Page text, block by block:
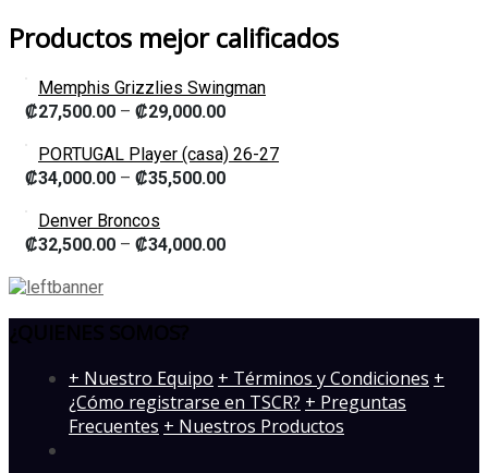
Productos mejor calificados
Memphis Grizzlies Swingman
₡27,500.00 – ₡29,000.00
PORTUGAL Player (casa) 26-27
₡34,000.00 – ₡35,500.00
Denver Broncos
₡32,500.00 – ₡34,000.00
­+ Nuestro Equipo + Términos y Condiciones +
¿Cómo registrarse en TSCR? + Preguntas
Frecuentes + Nuestros Productos